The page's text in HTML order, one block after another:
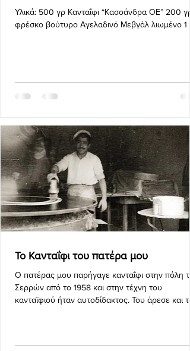
Υλικά: 500 γρ Κανταΐφι “Κασσάνδρα ΟΕ” 200 γρ
φρέσκο βούτυρο Αγελαδινό Μεβγάλ λιωμένο 1
Το Κανταΐφι του πατέρα μου
Ο πατέρας μου παρήγαγε κανταΐφι στην πόλη
Σερρών από το 1958 και στην τέχνη του
κανταϊφιού ήταν αυτοδίδακτος. Του άρεσε και το